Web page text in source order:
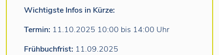
Wichtigste Infos in Kürze:
Termin: 11.10.2025 10:00 bis 14:00 Uhr
Frühbuchfrist: 11.09.2025